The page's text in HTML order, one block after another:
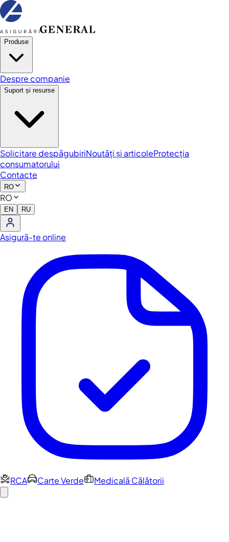
Produse
Despre companie
Suport și resurse
Solicitare despăgubiriNoutăți și articoleProtecția
consumatorului
Contacte
RO
RO
EN RU
Asigură-te online
RCA Carte Verde Medicală Călătorii